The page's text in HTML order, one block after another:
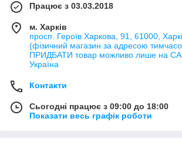
Працює з 03.03.2018
м. Харків
просп. Героїв Харкова, 91, 61000,
(фізичний магазин за адресою
ПРИДБАТИ товар можливо лише на
Україна
Контакти
Сьогодні працює з 09:00 до 18:00
Показати весь графік роботи